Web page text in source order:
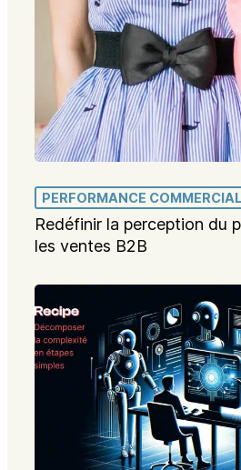
PERFORMANCE
Redéfinir la perception du
les ventes B2B